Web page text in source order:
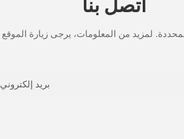
اتصل بنا
بريد إلكتروني